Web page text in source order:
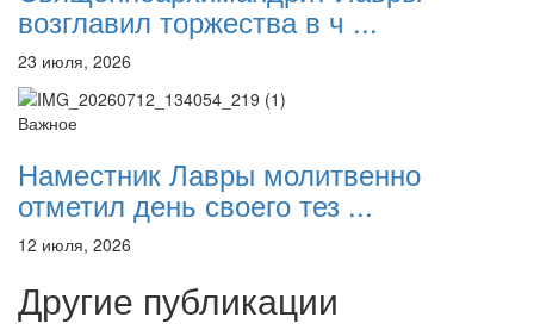
возглавил торжества в ч ...
23 июля, 2026
Важное
Наместник Лавры молитвенно
отметил день своего тез ...
12 июля, 2026
Другие публикации